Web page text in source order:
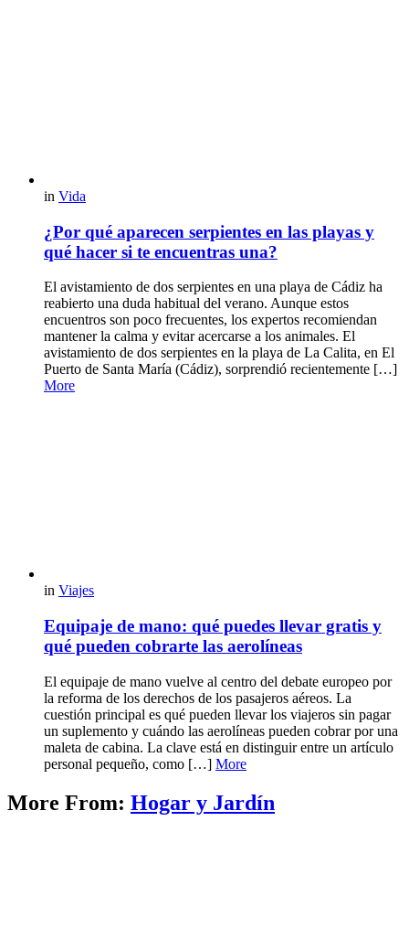
in Vida
¿Por qué aparecen serpientes en las playas y
qué hacer si te encuentras una?
El avistamiento de dos serpientes en una playa de Cádiz ha
reabierto una duda habitual del verano. Aunque estos
encuentros son poco frecuentes, los expertos recomiendan
mantener la calma y evitar acercarse a los animales. El
avistamiento de dos serpientes en la playa de La Calita, en El
Puerto de Santa María (Cádiz), sorprendió recientemente […]
More
in Viajes
Equipaje de mano: qué puedes llevar gratis y
qué pueden cobrarte las aerolíneas
El equipaje de mano vuelve al centro del debate europeo por
la reforma de los derechos de los pasajeros aéreos. La
cuestión principal es qué pueden llevar los viajeros sin pagar
un suplemento y cuándo las aerolíneas pueden cobrar por una
maleta de cabina. La clave está en distinguir entre un artículo
personal pequeño, como […] More
More From: Hogar y Jardín